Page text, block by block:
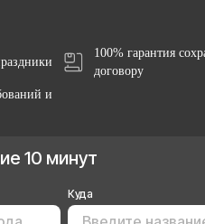
100% гарантия
договору
и
10 минут
Куда